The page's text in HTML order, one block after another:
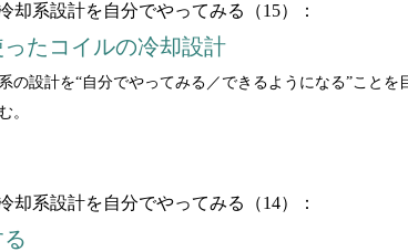
却系設計を自分でやってみる（15）：
たコイルの冷却設計
の設計を“自分でやってみる／できるようになる”こと
。
却系設計を自分でやってみる（14）：